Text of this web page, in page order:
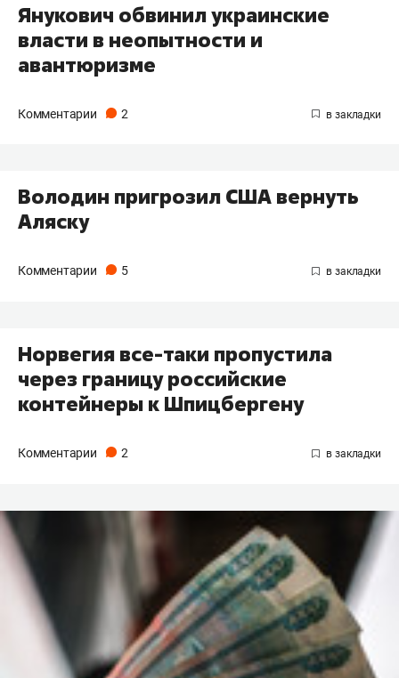
Янукович обвинил украинские
власти в неопытности и
авантюризме
Комментарии 2
Володин пригрозил США вернуть
Аляску
Комментарии 5
Норвегия все-таки пропустила
через границу российские
контейнеры к Шпицбергену
Комментарии 2